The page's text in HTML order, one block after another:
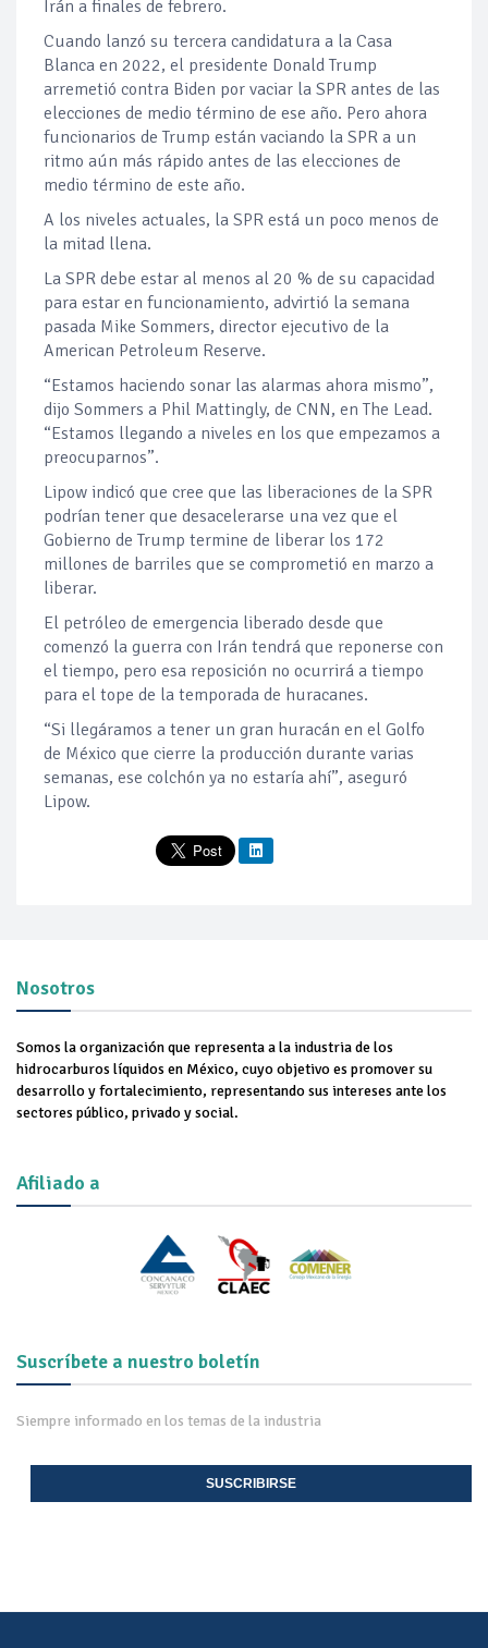
Irán a finales de febrero.
Cuando lanzó su tercera candidatura a la Casa
Blanca en 2022, el presidente Donald Trump
arremetió contra Biden por vaciar la SPR antes de las
elecciones de medio término de ese año. Pero ahora
funcionarios de Trump están vaciando la SPR a un
ritmo aún más rápido antes de las elecciones de
medio término de este año.
A los niveles actuales, la SPR está un poco menos de
la mitad llena.
La SPR debe estar al menos al 20 % de su capacidad
para estar en funcionamiento, advirtió la semana
pasada Mike Sommers, director ejecutivo de la
American Petroleum Reserve.
“Estamos haciendo sonar las alarmas ahora mismo”,
dijo Sommers a Phil Mattingly, de CNN, en The Lead.
“Estamos llegando a niveles en los que empezamos a
preocuparnos”.
Lipow indicó que cree que las liberaciones de la SPR
podrían tener que desacelerarse una vez que el
Gobierno de Trump termine de liberar los 172
millones de barriles que se comprometió en marzo a
liberar.
El petróleo de emergencia liberado desde que
comenzó la guerra con Irán tendrá que reponerse con
el tiempo, pero esa reposición no ocurrirá a tiempo
para el tope de la temporada de huracanes.
“Si llegáramos a tener un gran huracán en el Golfo
de México que cierre la producción durante varias
semanas, ese colchón ya no estaría ahí”, aseguró
Lipow.
Nosotros
Somos la organización que representa a la industria de los
hidrocarburos líquidos en México, cuyo objetivo es promover su
desarrollo y fortalecimiento, representando sus intereses ante los
sectores público, privado y social.
Afiliado a
Suscríbete a nuestro boletín
Siempre informado en los temas de la industria
SUSCRIBIRSE